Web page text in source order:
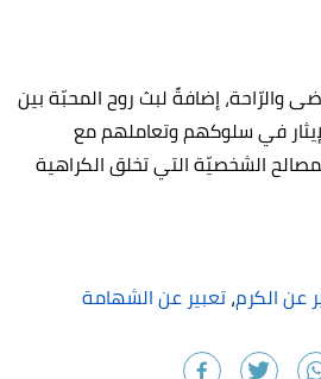
والرّاحة، إضافةً لبث روح المحبّة بين
في سلوكهم وتعاملهم مع
الشخصيّة التي تخلق الكراهية
عن الكرم،تعبير عن الشهامة